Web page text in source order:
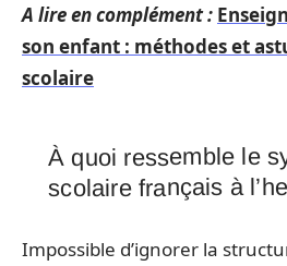
A lire en complément :
son enfant : méthodes et
scolaire
À quoi ressemble le
scolaire français à
Impossible d’ignorer la